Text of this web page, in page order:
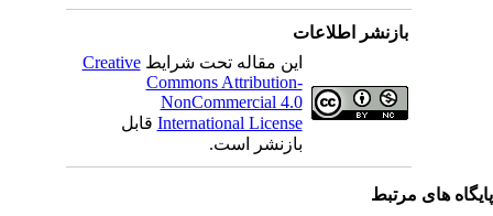
بازنشر اطلاعات
این مقاله تحت شرایطCreative
Commons Attribution-
NonCommercial 4.0
International Licenseقابل
بازنشر است.
های مرتبط